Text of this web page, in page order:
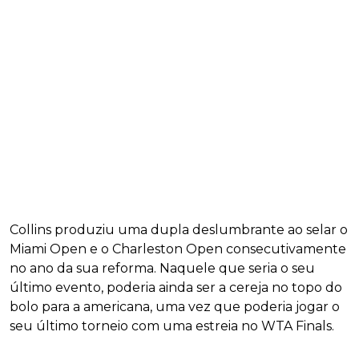
Collins produziu uma dupla deslumbrante ao selar o
Miami Open e o Charleston Open consecutivamente
no ano da sua reforma. Naquele que seria o seu
último evento, poderia ainda ser a cereja no topo do
bolo para a americana, uma vez que poderia jogar o
seu último torneio com uma estreia no WTA Finals.